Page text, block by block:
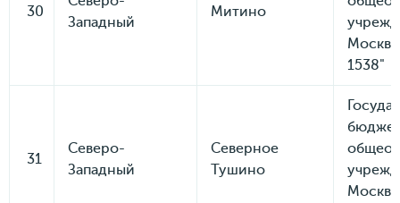
30
Западный
Митино
1538"
31
Северо-
Западный
Северное
Тушино